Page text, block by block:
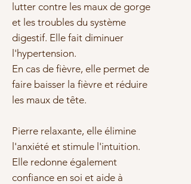
lutter contre les maux de gorge
et les troubles du système
digestif. Elle fait diminuer
l'hypertension.
En cas de fièvre, elle permet de
faire baisser la fièvre et réduire
les maux de tête.
Pierre relaxante, elle élimine
l'anxiété et stimule l'intuition.
Elle redonne également
confiance en soi et aide à